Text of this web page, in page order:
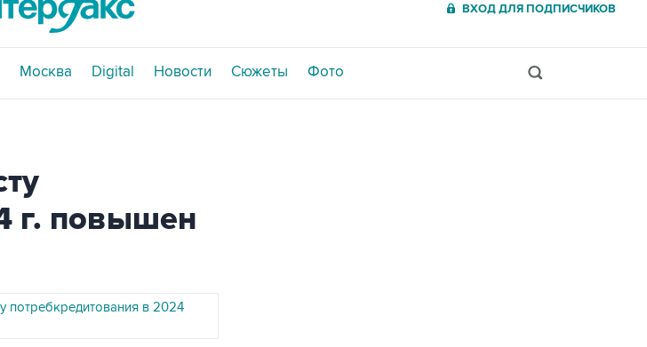
ВХОД ДЛЯ ПОДПИСЧИКОВ
Москва Digital Новости Сюжеты Фото
г. повышен
потребкредитования в 2024